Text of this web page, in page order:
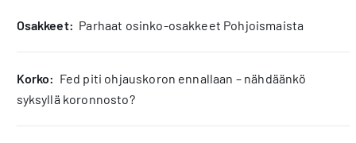
osakkeet: Parhaat osinko-osakkeet Pohjoismaista
korko: Fed piti ohjauskoron ennallaan – nähdäänkö
syksyllä koronnosto?